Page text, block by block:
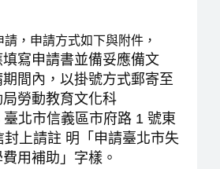
，申請方式如下與附件，
寫申請書並備妥應備文
間內，以掛號方式郵寄至
勞動教育文化科
臺北市信義區市府路 1 號東
封上請註 明「申請臺北市失
用補助」字樣。